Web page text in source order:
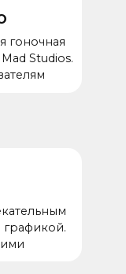
гоночная
Studios.
графикой.